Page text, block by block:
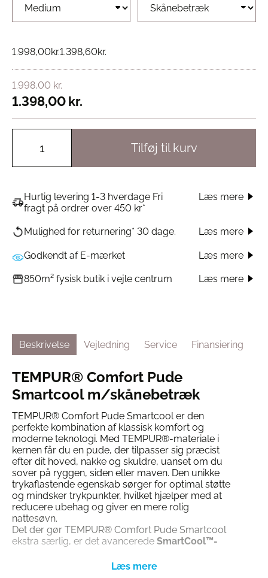
1.998,00kr.1.398,60kr.
1.998,00 kr.
1.398,00kr.
Tilføj til kurv
Hurtig levering 1-3 hverdage Fri
fragt på ordrer over 450 kr*
Læs mere
Mulighed for returnering* 30 dage. Læs mere
Godkendt af E-mærket Læs mere
850m² fysisk butik i vejle centrum Læs mere
Beskrivelse Vejledning Service Finansiering
TEMPUR® Comfort Pude
Smartcool m/skånebetræk
TEMPUR® Comfort Pude Smartcool er den
perfekte kombination af klassisk komfort og
moderne teknologi. Med TEMPUR®-materiale i
kernen får du en pude, der tilpasser sig præcist
efter dit hoved, nakke og skuldre, uanset om du
sover på ryggen, siden eller maven. Den unikke
trykaflastende egenskab sørger for optimal støtte
og mindsker trykpunkter, hvilket hjælper med at
reducere ubehag og giver en mere rolig
nattesøvn.
Det der gør TEMPUR® Comfort Pude Smartcool
ekstra særlig, er det avancerede SmartCool™-
puden kølig og frisk hele natten ved effektivt at